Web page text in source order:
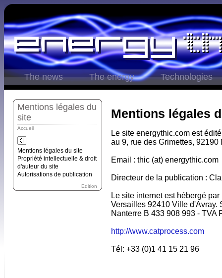
The news The energy Technologies
Mentions légales du
site
Accueil
Mentions légales du site
Propriété intellectuelle & droit
d'auteur du site
Autorisations de publication
Edition
Mentions légales
Le site energythic.com est
au 9, rue des Grimettes, 92190
Email : thic (at) energythic.com
Directeur de la publication :
Le site internet est hébergé
Versailles 92410 Ville d'Avray.
Nanterre B 433 908 993 - TVA
http://www.catprocess.com
Tél: +33 (0)1 41 15 21 96